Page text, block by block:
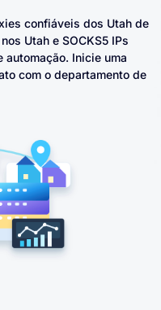
confiáveis ​​dos Utah de
Utah e SOCKS5 IPs
automação. Inicie uma
com o departamento de